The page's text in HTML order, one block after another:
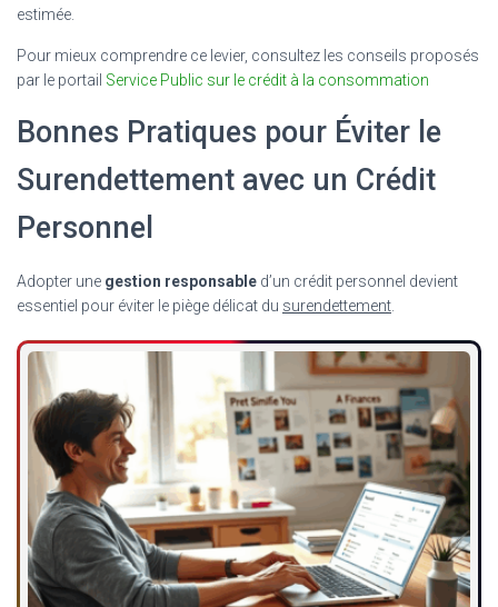
estimée.
Pour mieux comprendre ce levier, consultez les conseils proposés
par le portail Service Public sur le crédit à la consommation
Bonnes Pratiques pour Éviter le
Surendettement avec un Crédit
Personnel
Adopter une gestion responsable d’un crédit personnel devient
essentiel pour éviter le piège délicat du surendettement